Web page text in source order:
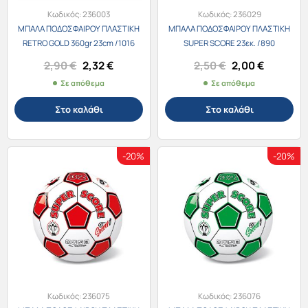
Κωδικός:236003
ΜΠΑΛΑ ΠΟΔΟΣΦΑΙΡΟΥ ΠΛΑΣΤΙΚΗ
RETRO GOLD 360gr 23cm /1016
2,90€ Original
price
was:
2,90 €.
2,32€Η
είναι:
2,32 €.
Σε απόθεμα
Στο καλάθι
Κωδικός:236029
ΜΠΑΛΑ ΠΟΔΟΣΦΑΙΡΟΥ ΠΛΑΣΤΙΚΗ
SUPER SCORE 23εκ. /890
2,50€ Original
price
was:
2,50 €.
2,00€
είναι:
2,00 €.
Σε απόθεμα
Στο καλάθι
-20%
Κωδικός:236075
-20%
Κωδικός:236076